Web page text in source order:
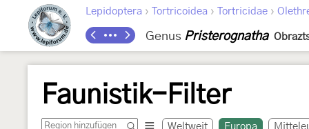
Lepidoptera › Tortricoidea › Tortricidae ›
Genus Pristerognatha
Faunistik-Filter
Weltweit Europa